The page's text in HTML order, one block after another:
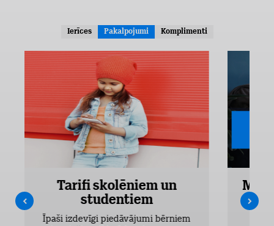
Ierīces Pakalpojumi Komplimenti
Tarifi skolēniem un
studentiem
Īpaši izdevīgi piedāvājumi bērniem